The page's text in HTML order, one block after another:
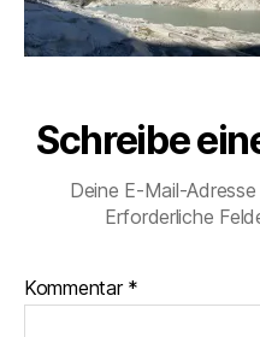
Schreibe
Deine E-Mail-
Erforderliche
Kommentar *